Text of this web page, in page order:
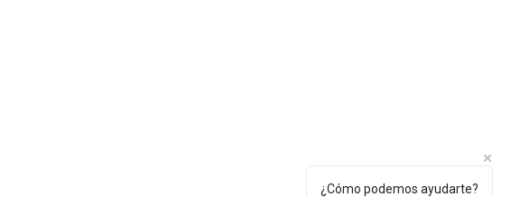
¿Cómo podemos ayudarte?